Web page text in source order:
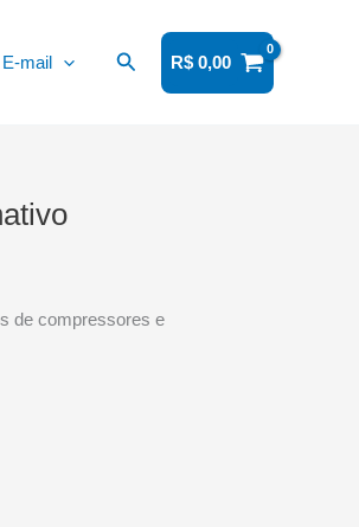
mail Pesquisar
R$ 0,00
de compressores e